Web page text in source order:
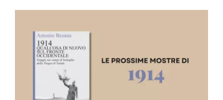
BIOGRAFIE